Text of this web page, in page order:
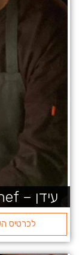
עידן – Lupo meat chef
לכרטיס